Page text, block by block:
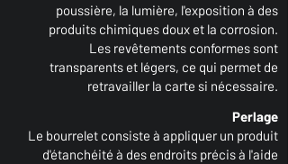
poussière, la lumière, l'exposition à des
produits chimiques doux et la corrosion.
Les revêtements conformes sont
transparents et légers, ce qui permet de
retravailler la carte si nécessaire.
Perlage
Le bourrelet consiste à appliquer un produit
d'étanchéité à des endroits précis à l'aide